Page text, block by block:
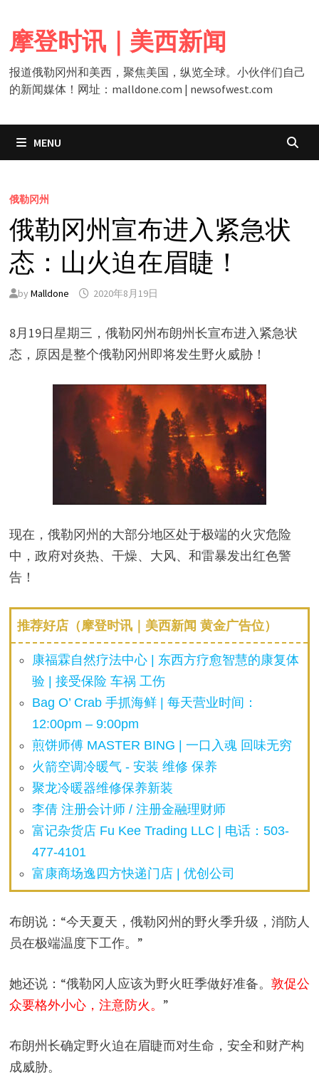
content
摩登时讯｜美西新闻
报道俄勒冈州和美西，聚焦美国，纵览全球。小伙伴们自己
的新闻媒体！网址：malldone.com | newsofwest.com
MENU
俄勒冈州
俄勒冈州宣布进入紧急状
态：山火迫在眉睫！
by Malldone 2020年8月19日
8月19日星期三，俄勒冈州布朗州长宣布进入紧急状
态，原因是整个俄勒冈州即将发生野火威胁！
现在，俄勒冈州的大部分地区处于极端的火灾危险
中，政府对炎热、干燥、大风、和雷暴发出红色警
告！
推荐好店（摩登时讯｜美西新闻 黄金广告位）
康福霖自然疗法中心 | 东西方疗愈智慧的康复体
验 | 接受保险 车祸 工伤
Bag O’ Crab 手抓海鲜 | 每天营业时间：
12:00pm – 9:00pm
煎饼师傅 MASTER BING | 一口入魂 回味无穷
火箭空调冷暖气 - 安装 维修 保养
聚龙冷暖器维修保养新装
李倩 注册会计师 / 注册金融理财师
富记杂货店 Fu Kee Trading LLC | 电话：503-
477-4101
富康商场逸四方快递门店 | 优创公司
布朗说：“今天夏天，俄勒冈州的野火季升级，消防人
员在极端温度下工作。”
她还说：“俄勒冈人应该为野火旺季做好准备。 敦促公
众要格外小心，注意防火。 ”
布朗州长确定野火迫在眉睫而对生命，安全和财产构
成威胁。